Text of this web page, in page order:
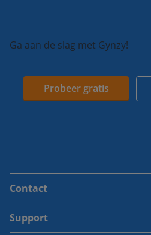
Ga aan de slag met Gynzy!
Probeer gratis
Contact
Support